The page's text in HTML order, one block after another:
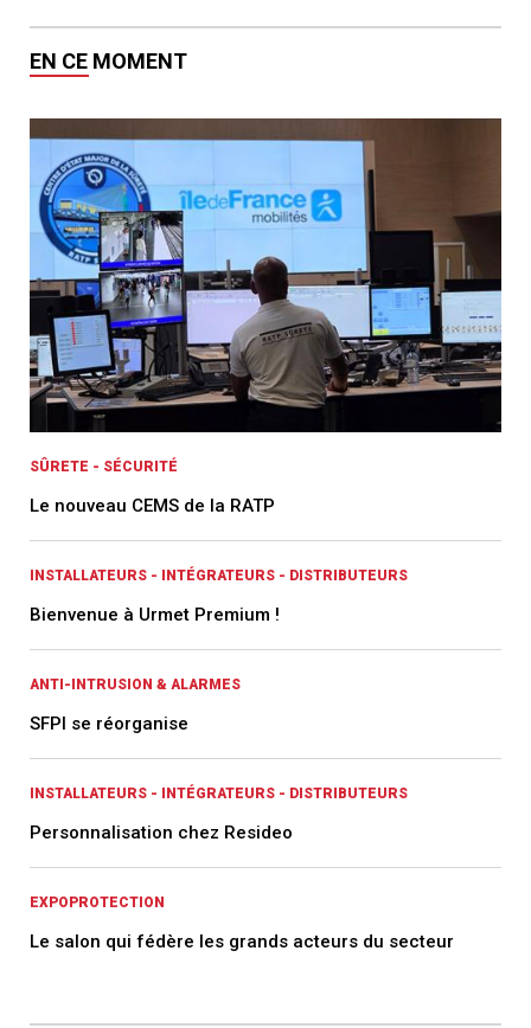
EN CE MOMENT
SÛRETE - SÉCURITÉ
Le nouveau CEMS de la RATP
INSTALLATEURS - INTÉGRATEURS - DISTRIBUTEURS
Bienvenue à Urmet Premium !
ANTI-INTRUSION & ALARMES
SFPI se réorganise
INSTALLATEURS - INTÉGRATEURS - DISTRIBUTEURS
Personnalisation chez Resideo
EXPOPROTECTION
Le salon qui fédère les grands acteurs du secteur